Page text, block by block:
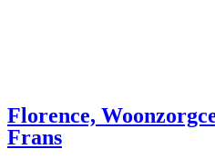
Florence,
Frans